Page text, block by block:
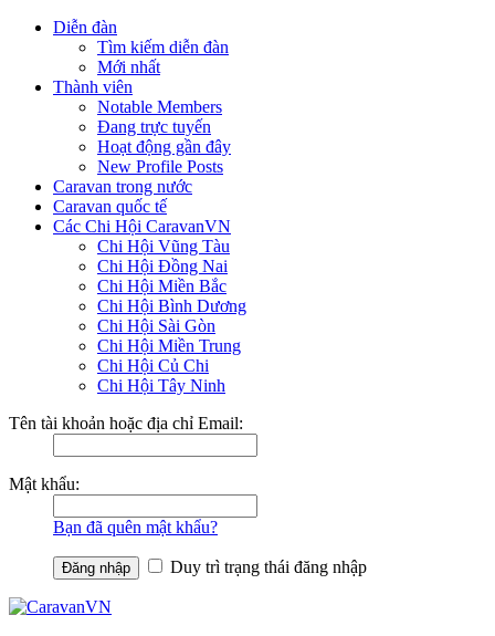
Diễn đàn
Tìm kiếm diễn đàn
Mới nhất
Thành viên
Notable Members
Đang trực tuyến
Hoạt động gần đây
New Profile Posts
Caravan trong nước
Caravan quốc tế
Các Chi Hội CaravanVN
Chi Hội Vũng Tàu
Chi Hội Đồng Nai
Chi Hội Miền Bắc
Chi Hội Bình Dương
Chi Hội Sài Gòn
Chi Hội Miền Trung
Chi Hội Củ Chi
Chi Hội Tây Ninh
Tên tài khoản hoặc địa chỉ Email:
Mật khẩu:
Bạn đã quên mật khẩu?
Duy trì trạng thái đăng nhập